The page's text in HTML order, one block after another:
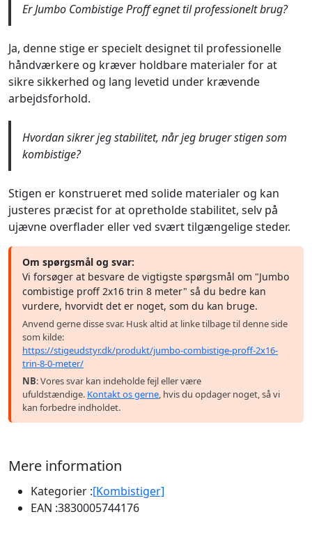
Er Jumbo Combistige Proff egnet til professionelt brug?
Ja, denne stige er specielt designet til professionelle
håndværkere og kræver holdbare materialer for at
sikre sikkerhed og lang levetid under krævende
arbejdsforhold.
Hvordan sikrer jeg stabilitet, når jeg bruger stigen som
kombistige?
Stigen er konstrueret med solide materialer og kan
justeres præcist for at opretholde stabilitet, selv på
ujævne overflader eller ved svært tilgængelige steder.
Om spørgsmål og svar:
Vi forsøger at besvare de vigtigste spørgsmål om "Jumbo
combistige proff 2x16 trin 8 meter" så du bedre kan
vurdere, hvorvidt det er noget, som du kan bruge.
Anvend gerne disse svar. Husk altid at linke tilbage til denne side
som kilde:
https://stigeudstyr.dk/produkt/jumbo-combistige-proff-2x16-
trin-8-0-meter/
NB: Vores svar kan indeholde fejl eller være
ufuldstændige. Kontakt os gerne, hvis du opdager noget, så vi
kan forbedre indholdet.
Mere information
Kategorier :[Kombistiger]
EAN :3830005744176